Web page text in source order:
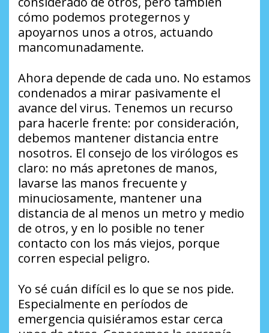
cómo podemos protegernos y
apoyarnos unos a otros, actuando
mancomunadamente.
Ahora depende de cada uno. No estamos
condenados a mirar pasivamente el
avance del virus. Tenemos un recurso
para hacerle frente: por consideración,
debemos mantener distancia entre
nosotros. El consejo de los virólogos es
claro: no más apretones de manos,
lavarse las manos frecuente y
minuciosamente, mantener una
distancia de al menos un metro y medio
de otros, y en lo posible no tener
contacto con los más viejos, porque
corren especial peligro.
Yo sé cuán difícil es lo que se nos pide.
Especialmente en períodos de
emergencia quisiéramos estar cerca